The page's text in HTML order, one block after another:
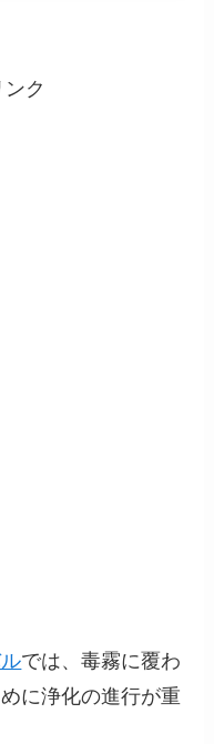
ク
では、毒霧に覆わ
に浄化の進行が重